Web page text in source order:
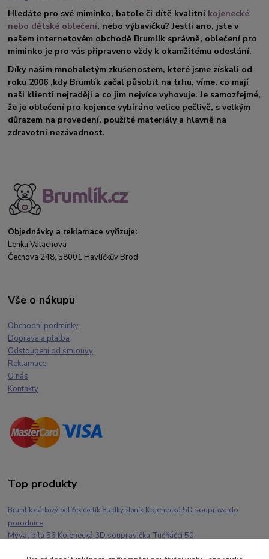
Hledáte pro své miminko, batole či dítě kvalitní kojenecké
nebo dětské oblečení, nebo výbavičku? Jestli ano, jste v
našem internetovém obchodě Brumlík správně, oblečení pro
miminko je pro vás připraveno vždy k okamžitému odeslání.
Díky našim mnohaletým zkušenostem, které jsme získali od
roku 2006 ,kdy Brumlík začal působit na trhu, víme, co mají
naši klienti nejraději a co jim nejvíce vyhovuje. Je samozřejmé,
že je oblečení pro kojence vybíráno velice pečlivě, s velkým
důrazem na provedení, použité materiály a hlavně na
zdravotní nezávadnost.
Objednávky a reklamace vyřizuje:
Lenka Valachová
Čechova 248, 58001 Havlíčkův Brod
Vše o nákupu
Obchodní podmínky
Doprava a platba
Odstoupení od smlouvy
Reklamace
O nás
Kontakty
Top produkty
Brumlík dárkový balíček dortík Sladký sloník Kojenecká 5D souprava do
porodnice
Mýval bílá 56 Kojenecká 3D soupravička Tučňáčci 50